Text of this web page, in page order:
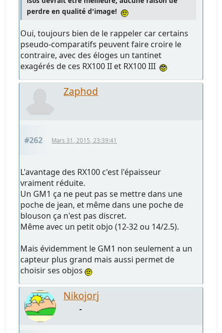
perdre en qualité d'image!
Oui, toujours bien de le rappeler car certains
pseudo-comparatifs peuvent faire croire le
contraire, avec des éloges un tantinet
exagérés de ces RX100 II et RX100 III
Zaphod
#262 Mars 31, 2015, 23:39:41
L'avantage des RX100 c'est l'épaisseur
vraiment réduite.
Un GM1 ça ne peut pas se mettre dans une
poche de jean, et même dans une poche de
blouson ça n'est pas discret.
Même avec un petit objo (12-32 ou 14/2.5).
Mais évidemment le GM1 non seulement a un
capteur plus grand mais aussi permet de
choisir ses objos
Nikojorj
-